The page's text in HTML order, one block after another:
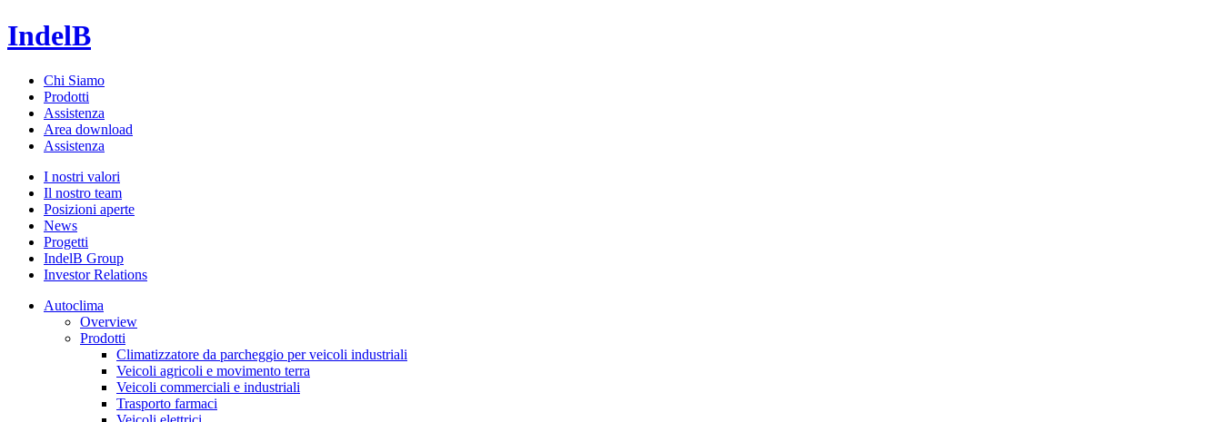
IndelB
Chi Siamo
Prodotti
Assistenza
Area download
Assistenza
I nostri valori
Il nostro team
Posizioni aperte
News
Progetti
IndelB Group
Investor Relations
Autoclima
Overview
Prodotti
Climatizzatore da parcheggio per veicoli industriali
Veicoli agricoli e movimento terra
Veicoli commerciali e industriali
Trasporto farmaci